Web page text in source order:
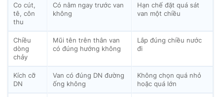
Co cút,
tê, côn
thu
Có nằm ngay trước van
không
Hạn chế đặt quá sát
van một chiều
Chiều
dòng
chảy
Mũi tên trên thân van
có đúng hướng không
Lắp đúng chiều nước
đi
Kích cỡ
DN
Van có đúng DN đường
ống không
Không chọn quá nhỏ
hoặc quá lớn